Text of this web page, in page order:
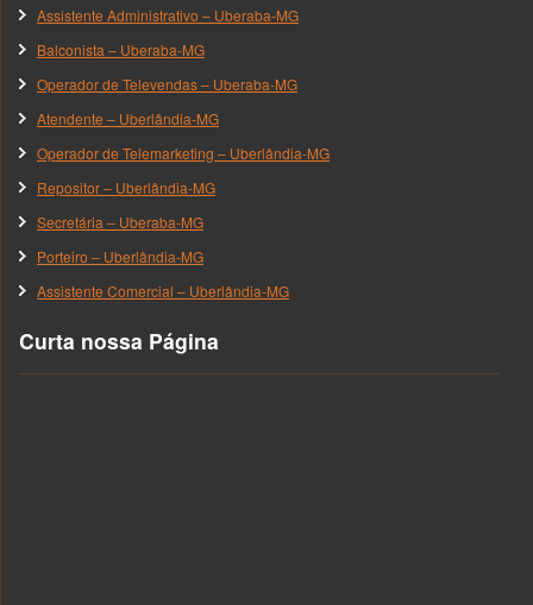
Assistente Administrativo – Uberaba-MG
Balconista – Uberaba-MG
Operador de Televendas – Uberaba-MG
Atendente – Uberlândia-MG
Operador de Telemarketing – Uberlândia-MG
Repositor – Uberlândia-MG
Secretária – Uberaba-MG
Porteiro – Uberlândia-MG
Assistente Comercial – Uberlândia-MG
Curta nossa Página